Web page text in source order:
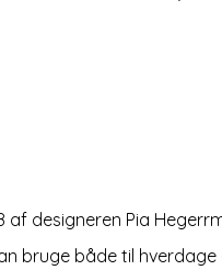
designeren Pia
bruge både til hverdage